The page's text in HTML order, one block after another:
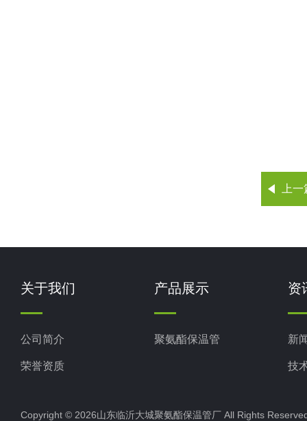
上
关于我们
公司简介
荣誉资质
产品展示
聚氨酯保温管
资
新
技
Copyright © 2026山东临沂大城聚氨酯保温管厂 All Rights